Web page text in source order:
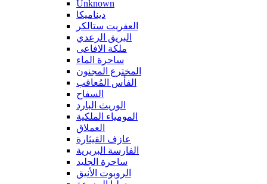
Unknown
ديناميكا
العفريت ستالكر
البريق الرعدي
ملكة الافاعى
ساحرة الماء
المخترع المجنون
الفأس المُعاقب
السفاح
الوريث البارد
المومياء الملكية
العملاق
عازف القيثارة
الفارسة البربرية
ساحرة الجليد
الروبوت الأنيق